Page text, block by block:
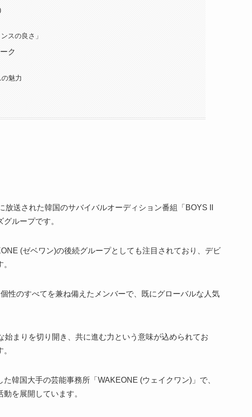
スの良さ」
ク
魅力
送された韓国のサバイバルオーディション番組「BOYS II
ループです。
(ゼベワン)の後続グループとしても注目されており、デビ
性のすべてを兼ね備えたメンバーで、既にグローバルな人気
まりを切り開き、共に進む力という意味が込められてお
韓国大手の芸能事務所「WAKEONE (ウェイクワン)」で、
を展開しています。